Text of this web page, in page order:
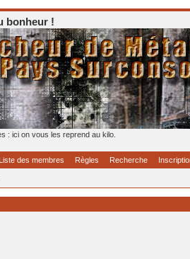
bonheur !
: ici on vous les reprend au kilo.
Liste des membres Règles Recherche